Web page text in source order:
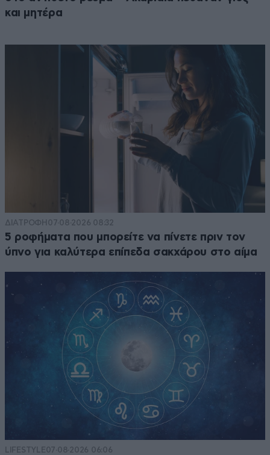
και μητέρα
ΔΙΑΤΡΟΦΗ 07·08·2026 08:32
5 ροφήματα που μπορείτε να πίνετε πριν τον
ύπνο για καλύτερα επίπεδα σακχάρου στο αίμα
LIFESTYLE07·08·2026 06:06